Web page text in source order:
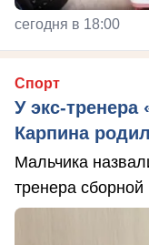
сегодня в 18:00
Спорт
У экс-тренера
Карпина
Мальчика
тренера сборной